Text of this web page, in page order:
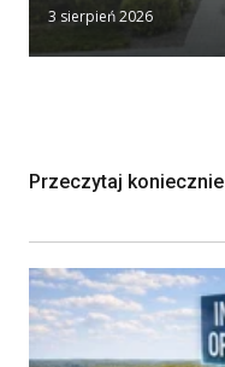
3 sierpień 2026
Przeczytaj koniecznie